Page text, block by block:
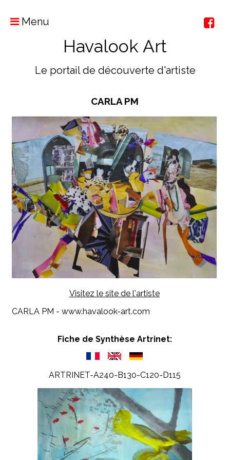
Menu
Havalook Art
Le portail de découverte d'artiste
CARLA PM
Visitez le site de l'artiste
CARLA PM - www.havalook-art.com
Fiche de Synthèse Artrinet:
ARTRINET-A240-B130-C120-D115